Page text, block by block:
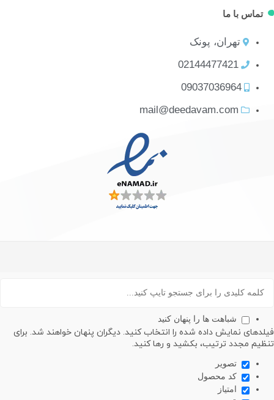
با ما
تهران، پونک
02144477421
09037036964
mail@deedavam.com
شباهت ها را پنهان کنید
نمایش داده شده را انتخاب کنید. دیگران پنهان خواهند شد. برای
مجدد ترتیب، بکشید و رها کنید.
تصویر
کد محصول
امتیاز